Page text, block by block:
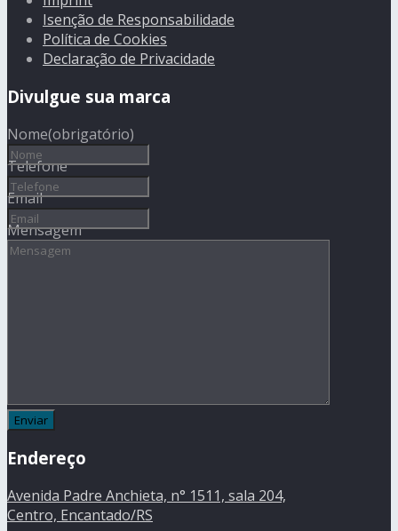
Isenção de Responsabilidade
Política de Cookies
Declaração de Privacidade
Divulgue sua marca
Nome(obrigatório)
Telefone
Email
Mensagem
Endereço
Avenida Padre Anchieta, n° 1511, sala 204,
Centro, Encantado/RS